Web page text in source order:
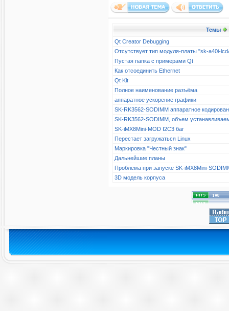
Темы
Qt Creator Debugging
Отсутствует тип модуля-платы "sk-a40i-
Пустая папка с примерами Qt
Как отсоединить Ethernet
Qt Kit
Полное наименование разъёма
аппаратное ускорение графики
SK-RK3562-SODIMM аппаратное
SK-RK3562-SODIMM, объем
SK-iMX8Mini-MOD I2C3 баг
Перестает загружаться Linux
Маркировка "Честный знак"
Дальнейшие планы
Проблема при запуске SK-iMX8Mini-
3D модель корпуса